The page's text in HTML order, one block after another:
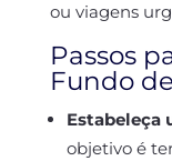
ou viagens
Passos
Fundo
Estabeleça
objetivo é